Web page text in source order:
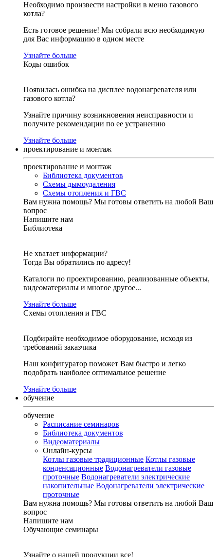
Необходимо произвести настройки в меню газового
котла?
Есть готовое решение! Мы собрали всю необходимую
для Вас информацию в одном месте
Узнайте больше
Коды ошибок
Появилась ошибка на дисплее водонагревателя или
газового котла?
Узнайте причину возникновения неисправности и
получите рекомендации по ее устранению
Узнайте больше
проектирование и монтаж
проектирование и монтаж
Библиотека документов
Схемы дымоудаления
Схемы отопления и ГВС
Вам нужна помощь? Мы готовы ответить на любой Ваш
вопрос
Напишите нам
Библиотека
Не хватает информации?
Тогда Вы обратились по адресу!
Каталоги по проектированию, реализованные объекты,
видеоматериалы и многое другое...
Узнайте больше
Схемы отопления и ГВС
Подбирайте необходимое оборудование, исходя из
требований заказчика
Наш конфигуратор поможет Вам быстро и легко
подобрать наиболее оптимальное решение
Узнайте больше
обучение
обучение
Расписание семинаров
Библиотека документов
Видеоматериалы
Онлайн-курсы
Котлы газовые традиционные Котлы газовые
конденсационные Водонагреватели газовые
проточные Водонагреватели электрические
накопительные Водонагреватели электрические
проточные
Вам нужна помощь? Мы готовы ответить на любой Ваш
вопрос
Напишите нам
Обучающие семинары
Узнайте о нашей продукции все!